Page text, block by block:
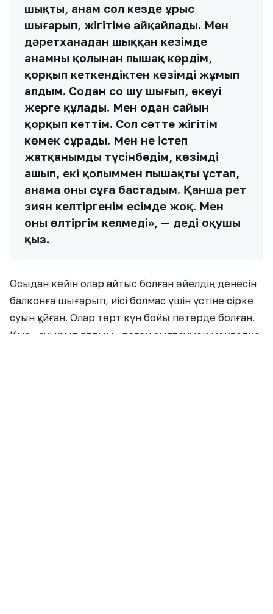
шықты, анам сол кезде ұрыс
шығарып, жігітіме айқайлады. Мен
дәретханадан шыққан кезімде
анамның қолынан пышақ көрдім,
қорқып кеткендіктен көзімді жұмып
алдым. Содан соң шу шығып, екеуі
жерге құлады. Мен одан сайын
қорқып кеттім. Сол сәтте жігітім
көмек сұрады. Мен не істеп
жатқанымды түсінбедім, көзімді
ашып, екі қолыммен пышақты ұстап,
анама оны сұға бастадым. Қанша рет
зиян келтіргенім есімде жоқ. Мен
оны өлтіргім келмеді», — деді оқушы
қыз.
Осыдан кейін олар қайтыс болған әйелдің денесін
балконға шығарып, иісі болмас үшін үстіне сірке
суын құйған. Олар төрт күн бойы пәтерде болған.
Қыз «ауырып қалдым» деген сылтаумен мектепке